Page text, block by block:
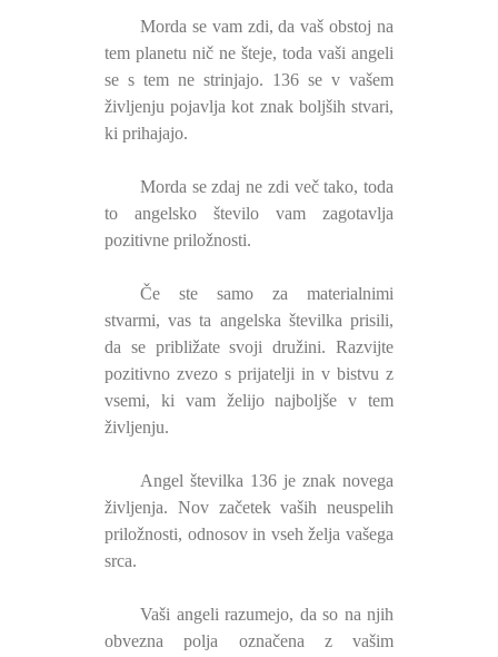
Morda se vam zdi, da vaš obstoj na
tem planetu nič ne šteje, toda vaši angeli
se s tem ne strinjajo. 136 se v vašem
življenju pojavlja kot znak boljših stvari,
ki prihajajo.
Morda se zdaj ne zdi več tako, toda
to angelsko število vam zagotavlja
pozitivne priložnosti.
Če ste samo za materialnimi
stvarmi, vas ta angelska številka prisili,
da se približate svoji družini. Razvijte
pozitivno zvezo s prijatelji in v bistvu z
vsemi, ki vam želijo najboljše v tem
življenju.
Angel številka 136 je znak novega
življenja. Nov začetek vaših neuspelih
priložnosti, odnosov in vseh želja vašega
srca.
Vaši angeli razumejo, da so na njih
obvezna polja označena z vašim